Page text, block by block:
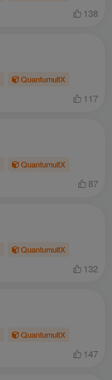
138
QuantumultX
117
QuantumultX
87
QuantumultX
132
QuantumultX
147